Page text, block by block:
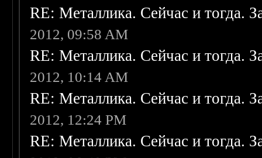
RE: Металлика. Сейчас и тогда.
2012, 09:58 AM
RE: Металлика. Сейчас и тогда.
2012, 10:14 AM
RE: Металлика. Сейчас и тогда.
2012, 12:24 PM
RE: Металлика. Сейчас и тогда.